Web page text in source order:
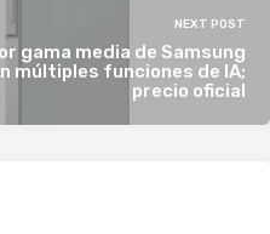
NEXT POST
gama media de Samsung
múltiples funciones de IA;
precio oficial